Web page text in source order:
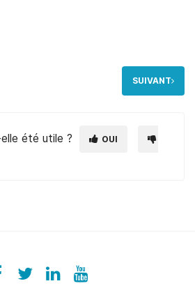
SUIVANT
été utile ?
OUI
Facebook
ezeeplive
Twitter
ezeepLinkedIn
ezeepYouTube